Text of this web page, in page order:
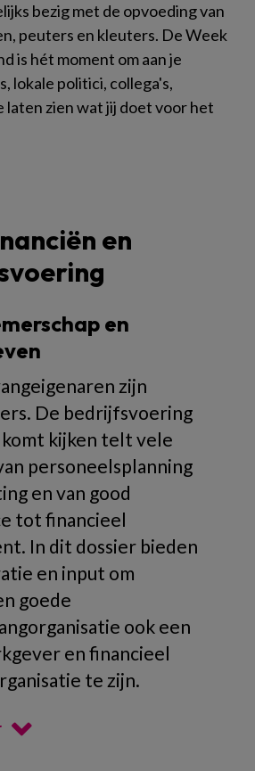
bezig met de opvoeding van
peuters en kleuters. De Week
is hét moment om aan je
lokale politici, collega's,
zien wat jij doet voor het
en
en
zijn
De bedrijfsvoering
komt kijken telt vele
personeelsplanning
en van good
tot financieel
In dit dossier bieden
en input om
goede
ook een
en financieel
te zijn.